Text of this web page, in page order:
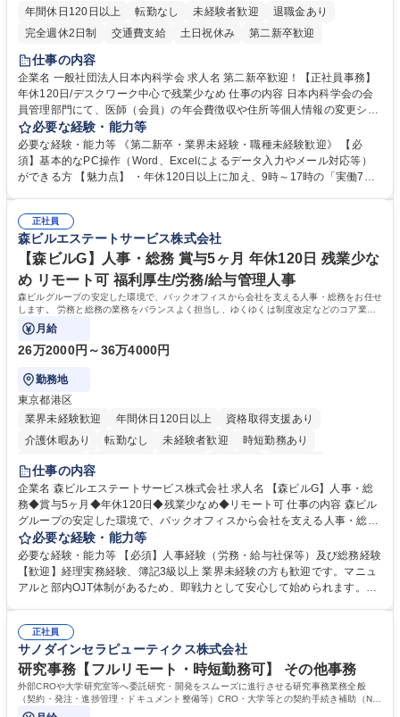
年間休日120日以上
転勤なし 未経験者歓迎
退職金あり
完全週休2日制
交通費支給 土日祝休み 第二新卒歓迎
仕事の内容
企業名 一般社団法人日本内科学会 求人名 第二新卒歓迎！【正社員事務】
年休120日/デスクワーク中心で残業少なめ 仕事の内容 日本内科学会の会
員管理部門にて、医師（会員）の年会費徴収や住所等個人情報の変更シス
テム入力、電話・FAX対応をお任せします。将来的には、各種委員会の運
営事務局業務などにも幅広く携わっていただきます。 【会員管理・データ
入力業務】 ・医師（会員）の住所変更、個人情報のシステム登録・更新
・年会費の徴収管理や入金データの照合確認 【問い合わせ対応】 ・会員
年休120日/デスクワーク中心で残業少なめ
必要な経験・能力等
必要な経験・能力等 《第二新卒・業界未経験・職種未経験歓迎》 【必
須】基本的なPC操作（Word、Excelによるデータ入力やメール対応等）
ができる方 【魅力点】 ・年休120日以上に加え、9時～17時の「実働7時
整、資料作成、当日の運営サポート 学歴・資格 学歴：大学院 大学 語学
力： 資格：
正社員
森ビルエステートサービス株式会社
【森ビルG】人事・総務 賞与5ヶ月 年休120日 残業少な
め リモート可 福利厚生/労務/給与管理人事
森ビルグループの安定した環境で、バックオフィスから会社を支える人事・総務をお任せ
します。 労務と総務の業務をバランスよく担当し、ゆくゆくは制度改定などのコア業務
にも挑戦できる、やりがいある環境です。
月給
26万2000円～36万4000円
勤務地
東京都港区
業界未経験歓迎
年間休日120日以上
資格取得支援あり
介護休暇あり
転勤なし 未経験者歓迎
時短勤務あり
経験者歓迎
完全週休2日制
交通費支給 長期歓迎 駅近5分以内 土日祝休み
仕事の内容
企業名 森ビルエステートサービス株式会社 求人名 【森ビルG】人事・総
務◆賞与5ヶ月◆年休120日◆残業少なめ◆リモート可 仕事の内容 森ビル
グループの安定した環境で、バックオフィスから会社を支える人事・総務
をお任せします。 労務と総務の業務をバランスよく担当し、ゆくゆくは制
度改定などのコア業務にも挑戦できる、やりがいある環境です。 ■勤怠管
理、給与計算、社会保険手続き、年末調整等の労務管理全般 ■入退社手続
き、社内規定の改定や人事制度改定などのコア業務 ■社内イベントの企画
でも質問・相談できる環境が整っているため、安心して成長できます。 募
集職種 【森ビルG】人事・総務◆賞与5ヶ月◆年休120日◆残業少なめ◆
リモート可
必要な経験・能力等
必要な経験・能力等 【必須】人事経験（労務・給与社保等）及び総務経験
【歓迎】経理実務経験、簿記3級以上 業界未経験の方も歓迎です。マニュ
アルと部内OJT体制があるため、即戦力として安心して始められます。
務に挑戦できるため、自身の成長と組織への貢献度をダイレクトに実感で
きます。 残業少なめ、週1日リモート可など、ワークライフバランスを保
ち長期活躍できる環境です。 「これまでの幅広い経験を活かし、長期的な
キャリアを築きたい」という前向きな意欲と挑戦を全力で応援します。 学
歴・資格 学歴：大学院 大学 高専 短大 専修学校 高校 語学力： 資格：日商
正社員
サノダインセラピューティクス株式会社
研究事務【フルリモート・時短勤務可】 その他事務
外部CROや大学研究室等へ委託研究・開発をスムーズに進行させる研究事務業務全般
（契約・発注・進捗管理・ドキュメント整備等）CRO・大学等との契約手続き補助（ND
A・委託・共同研究契約等の進行・記録管理）